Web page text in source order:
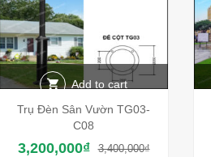
Add to cart
Trụ Đèn Sân Vườn TG03-
C08
3,400,000₫
3,200,000₫